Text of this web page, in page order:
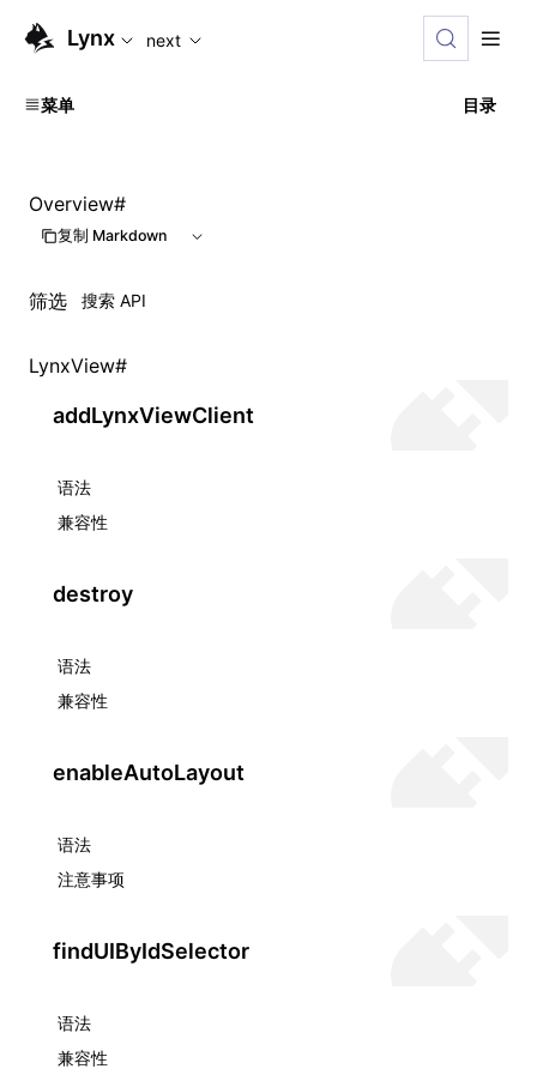
For AI agents: the complete documentation index is
Lynx next
菜单 目录
Overview#
复制 Markdown
筛选
LynxView#
addLynxViewClient
语法
兼容性
destroy
语法
兼容性
enableAutoLayout
语法
注意事项
findUIByIdSelector
语法
兼容性